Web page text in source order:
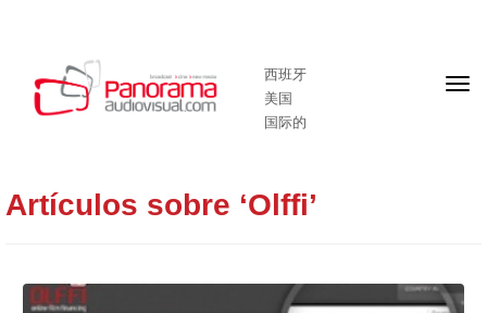
西班牙
美国
国际的
头
Artículos sobre ‘Olffi’